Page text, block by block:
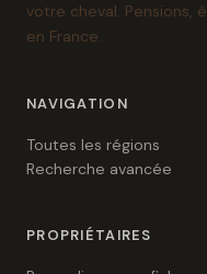
votre cheval. Pensions,
en France.
NAVIGATION
Toutes les régions
Recherche avancée
PROPRIÉTAIRES